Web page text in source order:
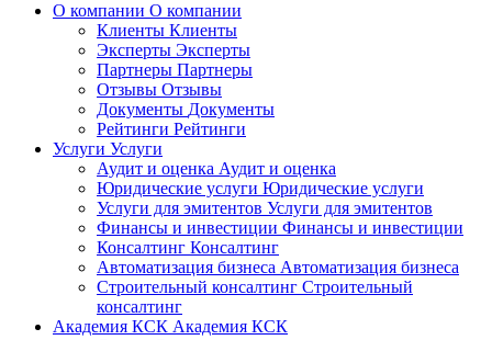
О компании О компании
Клиенты Клиенты
Эксперты Эксперты
Партнеры Партнеры
Отзывы Отзывы
Документы Документы
Рейтинги Рейтинги
Услуги Услуги
Аудит и оценка Аудит и оценка
Юридические услуги Юридические услуги
Услуги для эмитентов Услуги для эмитентов
Финансы и инвестиции Финансы и инвестиции
Консалтинг Консалтинг
Автоматизация бизнеса Автоматизация бизнеса
Строительный консалтинг Строительный
консалтинг
Академия КСК Академия КСК